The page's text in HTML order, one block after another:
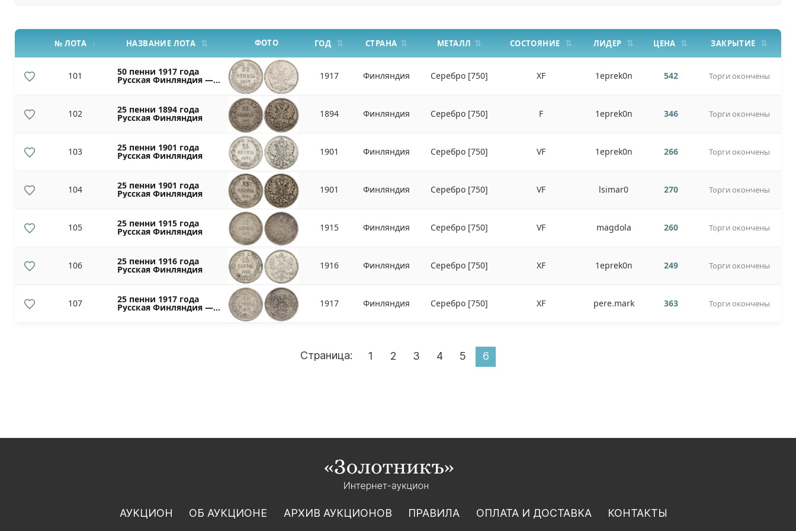
№ ЛОТА НАЗВАНИЕ ЛОТА ФОТО ГОД СТРАНА МЕТАЛЛ СОСТОЯНИЕ ЛИДЕР ЦЕНА ЗАКРЫТИЕ
101 50 пенни 1917 года
Русская Финляндия —
Орел без корон
правительство)
1917 Финляндия Серебро [750] XF 1eprek0n 542 Торги окончены
102 25 пенни 1894 года
Русская Финляндия 1894 Финляндия Серебро [750] F 1eprek0n 346 Торги окончены
103 25 пенни 1901 года
Русская Финляндия 1901 Финляндия Серебро [750] VF 1eprek0n 266 Торги окончены
104 25 пенни 1901 года
Русская Финляндия 1901 Финляндия Серебро [750] VF lsimar0 270 Торги окончены
105 25 пенни 1915 года
Русская Финляндия 1915 Финляндия Серебро [750] VF magdola 260 Торги окончены
106 25 пенни 1916 года
Русская Финляндия 1916 Финляндия Серебро [750] XF 1eprek0n 249 Торги окончены
107 25 пенни 1917 года
Русская Финляндия —
Орел без корон
1917 Финляндия Серебро [750] XF pere.mark 363 Торги окончены
Страница: 1 2 3 4 5 6
АУКЦИОН ОБ АУКЦИОНЕ АРХИВ АУКЦИОНОВ ПРАВИЛА ОПЛАТА И ДОСТАВКА КОНТАКТЫ